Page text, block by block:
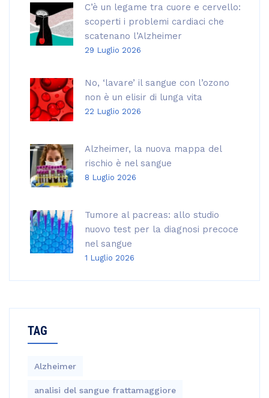
C’è un legame tra cuore e cervello:
scoperti i problemi cardiaci che
scatenano l’Alzheimer
29 Luglio 2026
No, ‘lavare’ il sangue con l’ozono
non è un elisir di lunga vita
22 Luglio 2026
Alzheimer, la nuova mappa del
rischio è nel sangue
8 Luglio 2026
Tumore al pacreas: allo studio
nuovo test per la diagnosi precoce
nel sangue
1 Luglio 2026
TAG
Alzheimer
analisi del sangue frattamaggiore